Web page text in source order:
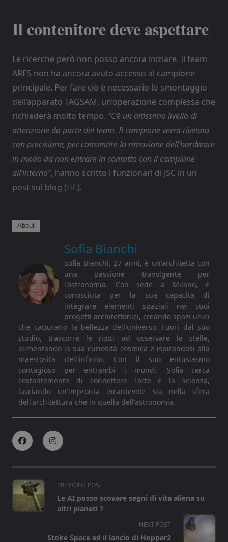
Il contenitore deve aspettare
Le ricerche però non posso ancora iniziare. Il team
ARES non ha ancora avuto accesso al campione
principale. Per fare ciò è necessario lo smontaggio
dell’apparato TAGSAM, un’operazione complessa che
richiederà molto tempo. “C’è un altissimo livello di
attenzione da parte del team. Il campione verrà rivelato
con precisione, per consentire la rimozione dell’hardware
in modo da non entrare in contatto con il campione
all’interno”, hanno scritto i funzionari di JSC in un
post sul blog (rif.).
About
Sofia Bianchi
Sofia Bianchi, 27 anni, è un'architetta con
una passione travolgente per
l'astronomia. Con sede a Milano, è
conosciuta per la sua capacità di
integrare elementi spaziali nei suoi
progetti architettonici, creando spazi unici
che catturano la bellezza dell'universo. Fuori dal suo
studio, trascorre le notti ad osservare le stelle,
alimentando la sua curiosità cosmica e ispirandosi alla
maestosità dell'infinito. Con il suo entusiasmo
contagioso per entrambi i mondi, Sofia cerca
costantemente di connettere l'arte e la scienza,
lasciando un'impronta incantevole sia nella sfera
dell'architettura che in quella dell'astronomia.
<span
class="nav-
subtitle
PREVIOUS POST
Le AI posso scovare segni di vita aliena su
altri pianeti ?
NEXT POST
Stoke Space ed il lancio di Hopper2